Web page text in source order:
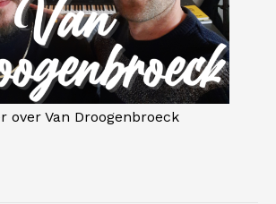
over Van Droogenbroeck